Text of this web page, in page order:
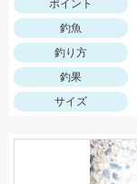
ポイント
釣魚
釣り方
釣果
サイズ